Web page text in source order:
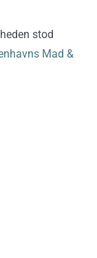
stod
Mad &